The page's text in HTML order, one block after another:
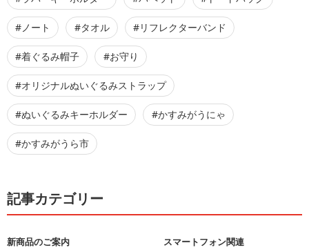
#ノート #タオル #リフレクターバンド
#着ぐるみ帽子 #お守り
#オリジナルぬいぐるみストラップ
#ぬいぐるみキーホルダー #かすみがうにゃ
#かすみがうら市
記事カテゴリー
新商品のご案内
スマートフォン関連